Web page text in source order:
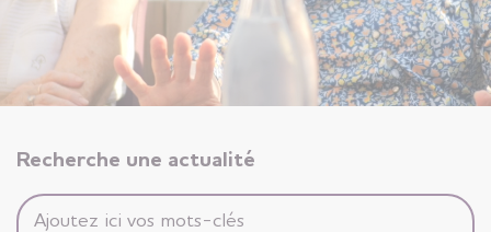
Recherche une actualité